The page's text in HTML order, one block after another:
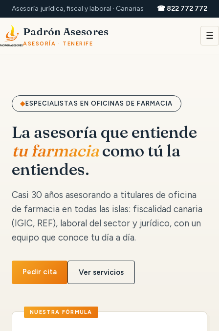
Asesoría jurídica, fiscal y laboral · Canarias ☎ 822 772 772
Padrón Asesores
ASESORÍA · TENERIFE
☰
ESPECIALISTAS EN OFICINAS DE FARMACIA
La asesoría que entiende
tu farmaciacomo tú la
entiendes.
Casi 30 años asesorando a titulares de oficina
de farmacia en todas las islas: fiscalidad canaria
(IGIC, REF), laboral del sector y jurídico, con un
equipo que conoce tu día a día.
Pedir cita Ver servicios